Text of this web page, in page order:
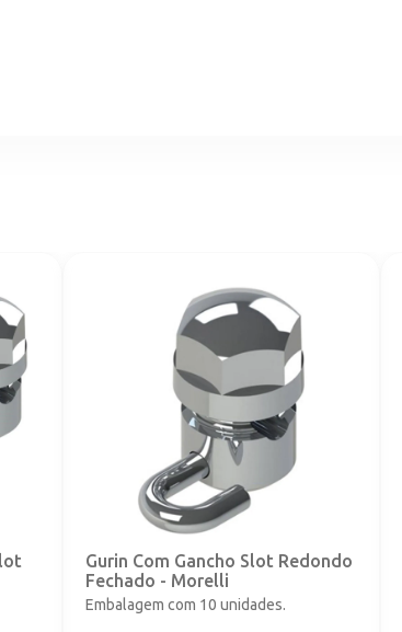
Gurin Com Gancho Slot Redondo
Fechado - Morelli
Embalagem com 10 unidades.